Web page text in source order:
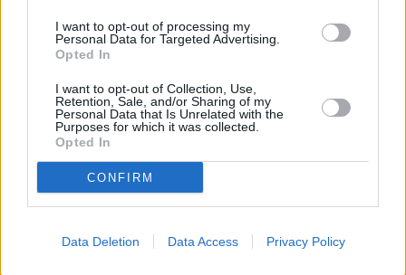
I want to opt-out of processing my
Personal Data for Targeted Advertising.
Opted In
I want to opt-out of Collection, Use,
Retention, Sale, and/or Sharing of my
Personal Data that Is Unrelated with the
Purposes for which it was collected.
Opted In
CONFIRM
Data Deletion Data Access Privacy Policy
Komödie
Paul arbeitet in einer Zoohandlung und abends als Komiker. Als er
Witze über seinen besten Freund Hotte und seine Freundin Susi macht,
läuft es auf der Bühne gut. Doch dann muss sich Paul entscheiden:
Karriere oder Freundschaft?
Details
bis Paul anfängt, Witze über seinen besten Freund Hotte und dessen